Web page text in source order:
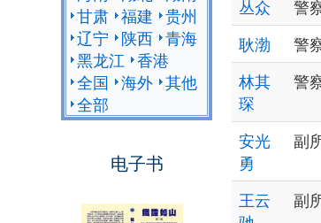
甘肃 福建 贵州
辽宁
陕西 青海
黑龙江 香港
全国 海外 其他
全部
电子书
丛众 警
耿渤
警
林其
琛
警
安光
勇
副
王云
副